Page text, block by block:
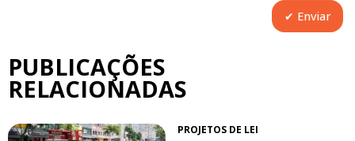
PUBLICAÇÕES
RELACIONADAS
PROJETOS DE LEI